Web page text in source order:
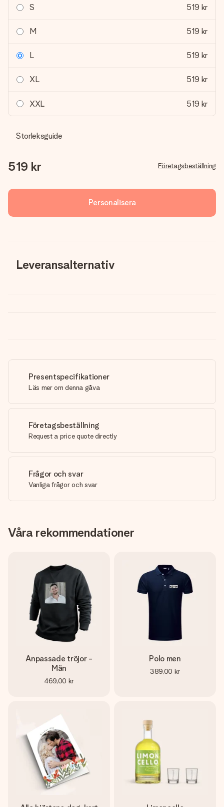
S 519 kr
M 519 kr
L 519 kr
XL 519 kr
XXL 519 kr
Storleksguide
519 kr Företagsbeställning
Personalisera
Leveransalternativ
Presentspecifikationer
Läs mer om denna gåva
Företagsbeställning
Request a price quote directly
Frågor och svar
Vanliga frågor och svar
Våra rekommendationer
Anpassade tröjor -
Män
469,00 kr
Polo men
389,00 kr